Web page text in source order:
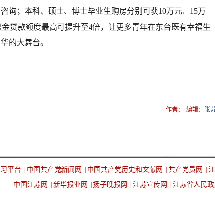
询；本科、硕士、博士毕业生购房分别可获10万元、15万
贷款额度最高可提升至4倍，让更多青年在东台既有幸福生
的大舞台。
作者： 编辑： 张
平台 中国共产党新闻网 中国共产党历史和文献网 共产党员网
中国江苏网
新华报业网 扬子晚报网 江苏宣传网 江苏省人民